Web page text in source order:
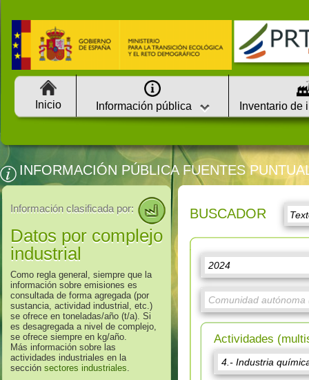
Inicio Información pública Inventario de
INFORMACIÓN PÚBLICA FUENTES
Información clasificada por:
Datos por complejo
industrial
Como regla general, siempre que la
información sobre emisiones es
consultada de forma agregada (por
sustancia, actividad industrial, etc.)
se ofrece en toneladas/año (t/a). Si
es desagregada a nivel de complejo,
se ofrece siempre en kg/año.
Más información sobre las
actividades industriales en la
sección sectores industriales.
BUSCADOR
Actividades